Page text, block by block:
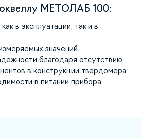
МЕТОЛАБ 100:
в эксплуатации, так и в
значений
благодаря отсутствию
в конструкции твердомера
в питании прибора